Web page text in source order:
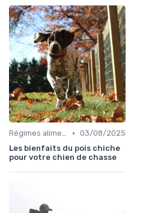
Régimes alimentaires spécifiques • 03/08/2025
Les bienfaits du pois chiche
pour votre chien de chasse